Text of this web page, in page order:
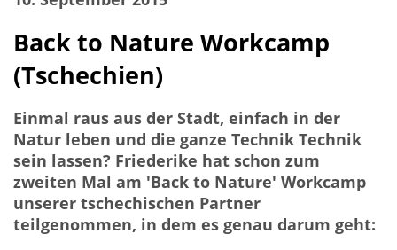
Back to Nature Workcamp
(Tschechien)
Einmal raus aus der Stadt, einfach in der
Natur leben und die ganze Technik Technik
sein lassen? Friederike hat schon zum
zweiten Mal am 'Back to Nature' Workcamp
unserer tschechischen Partner
teilgenommen, in dem es genau darum geht: